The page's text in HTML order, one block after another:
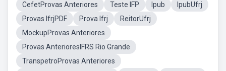
CefetProvas Anteriores
Teste IFP Ipub
IpubUfrj
Provas IfrjPDF
Prova Ifrj
ReitorUfrj
MockupProvas Anteriores
Provas AnterioresIFRS Rio Grande
TranspetroProvas Anteriores